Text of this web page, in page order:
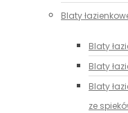
Blaty
Blaty
Blaty
Blaty
ze